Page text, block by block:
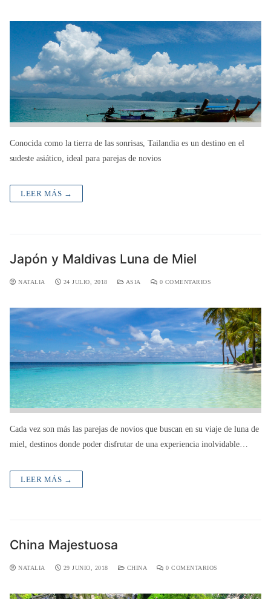
Conocida como la tierra de las sonrisas, Tailandia es un destino en el
sudeste asiático, ideal para parejas de novios
LEER MÁS →
Japón y Maldivas Luna de Miel
NATALIA 24 JULIO, 2018 ASIA 0 COMENTARIOS
Cada vez son más las parejas de novios que buscan en su viaje de luna de
miel, destinos donde poder disfrutar de una experiencia inolvidable…
LEER MÁS →
China Majestuosa
NATALIA 29 JUNIO, 2018 CHINA 0 COMENTARIOS